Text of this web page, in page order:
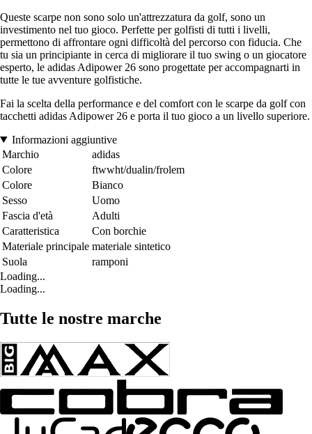
Queste scarpe non sono solo un'attrezzatura da golf, sono un
investimento nel tuo gioco. Perfette per golfisti di tutti i livelli,
permettono di affrontare ogni difficoltà del percorso con fiducia. Che
tu sia un principiante in cerca di migliorare il tuo swing o un giocatore
esperto, le adidas Adipower 26 sono progettate per accompagnarti in
tutte le tue avventure golfistiche.
Fai la scelta della performance e del comfort con le scarpe da golf con
tacchetti adidas Adipower 26 e porta il tuo gioco a un livello superiore.
Informazioni aggiuntive
Marchio
adidas
Colore
ftwwht/dualin/frolem
Colore
Bianco
Sesso
Uomo
Fascia d'età
Adulti
Caratteristica
Con borchie
Materiale principale materiale sintetico
Suola
ramponi
Loading...
Loading...
Tutte le nostre marche